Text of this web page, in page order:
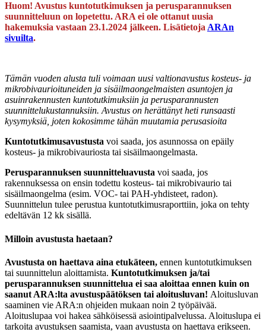
Huom! Avustus kuntotutkimuksen ja perusparannuksen
suunnitteluun on lopetettu. ARA ei ole ottanut uusia
hakemuksia vastaan 23.1.2024 jälkeen. Lisätietoja ARAn
sivuilta.
Tämän vuoden alusta tuli voimaan uusi valtionavustus kosteus- ja
mikrobivaurioituneiden ja sisäilmaongelmaisten asuntojen ja
asuinrakennusten kuntotutkimuksiin ja perusparannusten
suunnittelukustannuksiin. Avustus on herättänyt heti runsaasti
kysymyksiä, joten kokosimme tähän muutamia perusasioita
Kuntotutkimusavustusta voi saada, jos asunnossa on epäily
kosteus- ja mikrobivauriosta tai sisäilmaongelmasta.
Perusparannuksen suunnitteluavusta voi saada, jos
rakennuksessa on ensin todettu kosteus- tai mikrobivaurio tai
sisäilmaongelma (esim. VOC- tai PAH-yhdisteet, radon).
Suunnittelun tulee perustua kuntotutkimusraporttiin, joka on tehty
edeltävän 12 kk sisällä.
Milloin avustusta haetaan?
Avustusta on haettava aina etukäteen, ennen kuntotutkimuksen
tai suunnittelun aloittamista. Kuntotutkimuksen ja/tai
perusparannuksen suunnittelua ei saa aloittaa ennen kuin on
saanut ARA:lta avustuspäätöksen tai aloitusluvan! Aloitusluvan
saaminen vie ARA:n ohjeiden mukaan noin 2 työpäivää.
Aloituslupaa voi hakea sähköisessä asiointipalvelussa. Aloituslupa ei
tarkoita avustuksen saamista, vaan avustusta on haettava erikseen.